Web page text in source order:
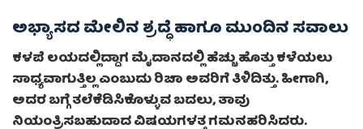
ಅಭ್ಯಾಸದ ಮೇಲಿನ ಶ್ರದ್ಧೆ ಹಾಗೂ ಮುಂದಿನ ಸವಾಲು
ಕಳಪೆ ಲಯದಲ್ಲಿದ್ದಾಗ ಮೈದಾನದಲ್ಲಿ ಹೆಚ್ಚು ಹೊತ್ತು ಕಳೆಯಲು
ಸಾಧ್ಯವಾಗುತ್ತಿಲ್ಲ ಎಂಬುದು ರಿಚಾ ಅವರಿಗೆ ತಿಳಿದಿತ್ತು. ಹೀಗಾಗಿ,
ಅದರ ಬಗ್ಗೆ ತಲೆಕೆಡಿಸಿಕೊಳ್ಳುವ ಬದಲು, ತಾವು
ನಿಯಂತ್ರಿಸಬಹುದಾದ ವಿಷಯಗಳತ್ತ ಗಮನಹರಿಸಿದರು.